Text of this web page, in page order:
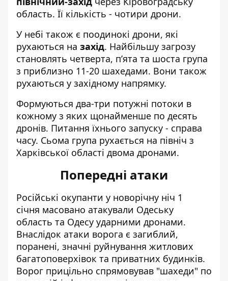
область. Її кількість - чотири дрони.
У небі також є поодинокі дрони, які
рухаються на захід. Найбільшу загрозу
становлять четверта, п’ята та шоста група
з приблизно 11-20 шахедами. Вони також
рухаються у західному напрямку.
Формуються два-три потужні потоки в
кожному з яких щонайменше по десять
дронів. Питання їхнього запуску - справа
часу. Сьома група рухається на північ з
Харківської області двома дронами.
Попередні атаки
Російські окупанти у новорічну ніч 1
січня масовано атакували Одеську
область та Одесу ударними дронами.
Внаслідок атаки ворога є загиблий,
поранені, значні руйнування житлових
багатоповерхівок та приватних будинків.
Ворог прицільно спрямовував "шахеди" по